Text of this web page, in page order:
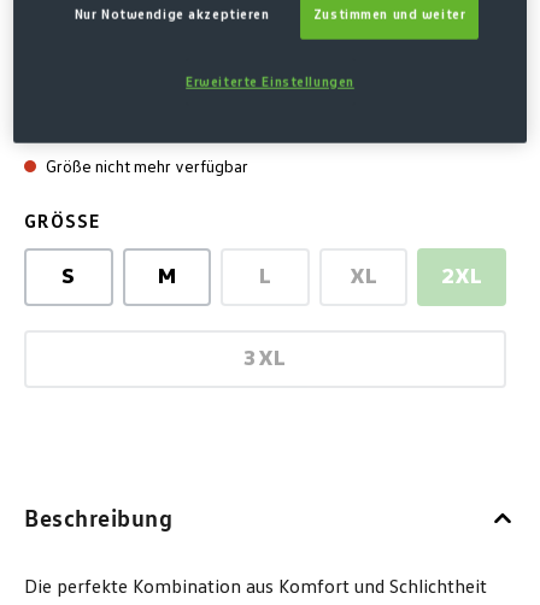
15,00 €*
Größe nicht mehr verfügbar
GRÖSSE
S M L
(Diese Option ist zurzeit
XL(Diese Option ist
2XL(Diese
3XL(Diese Option ist zurzeit
Beschreibung
Die perfekte Kombination aus Komfort und Schlichtheit
Nur Notwendige akzeptieren Zustimmen und weiter
Erweiterte Einstellungen